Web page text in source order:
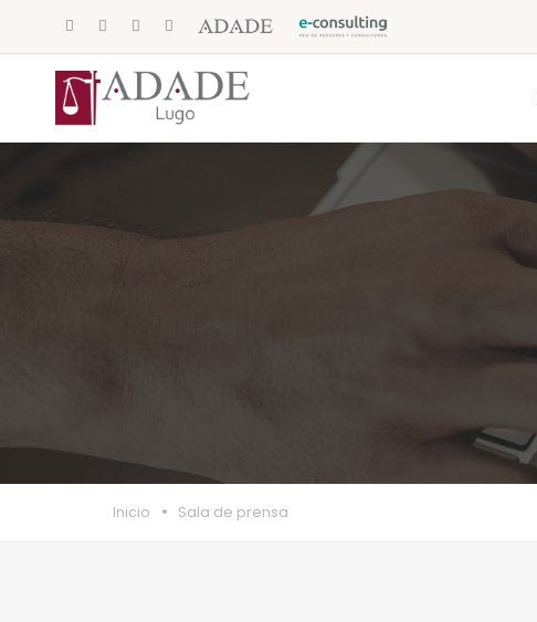
Inicio Sala de prensa